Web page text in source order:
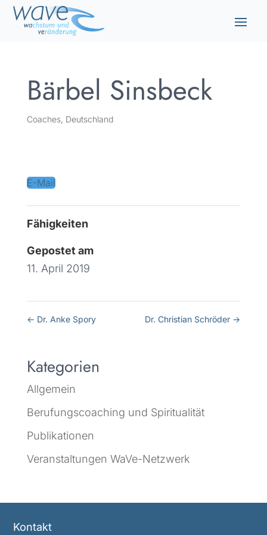
Bärbel Sinsbeck
Coaches, Deutschland
E-Mail
Fähigkeiten
Gepostet am
11. April 2019
← Dr. Anke Spory Dr. Christian Schröder →
Kategorien
Allgemein
Berufungscoaching und Spiritualität
Publikationen
Veranstaltungen WaVe-Netzwerk
Kontakt